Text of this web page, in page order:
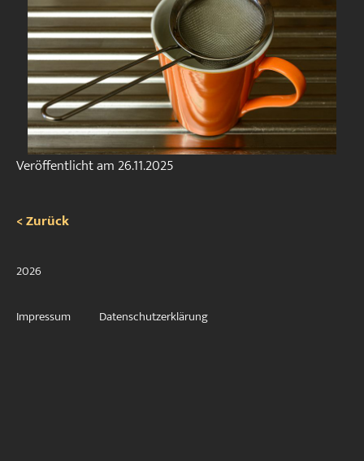
Veröffentlicht am26.11.2025
< Zurück
2026
Impressum Datenschutzerklärung